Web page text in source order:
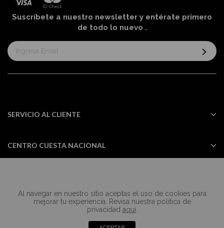
Al navegar en nuestro sitio aceptas el uso de cookies para
mejorar tu experiencia. Revisa nuestra política de
privacidad aquí.
Suscríbete a nuestro newsletter y entérate primero
de todo lo nuevo .
Suscríbase
al
informativo:
SERVICIO AL CLIENTE
CENTRO CUESTA NACIONAL
Todos los derechos reservados Casa
Cuesta ©2024